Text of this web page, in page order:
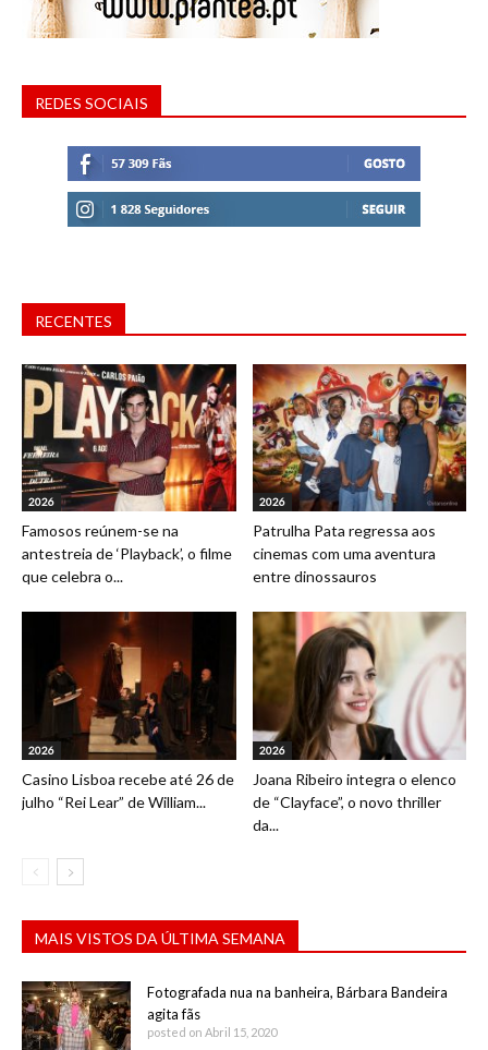
REDES SOCIAIS
RECENTES
2026
Famosos reúnem-se na
antestreia de ‘Playback’, o filme
que celebra o...
2026
Patrulha Pata regressa aos
cinemas com uma aventura
entre dinossauros
2026
Casino Lisboa recebe até 26 de
julho “Rei Lear” de William...
2026
Joana Ribeiro integra o elenco
de “Clayface”, o novo thriller
da...
MAIS VISTOS DA ÚLTIMA SEMANA
Fotografada nua na banheira, Bárbara Bandeira
agita fãs
posted on Abril 15, 2020